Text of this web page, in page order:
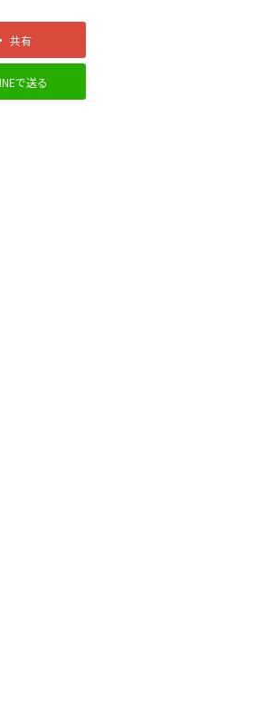
共有
で送る